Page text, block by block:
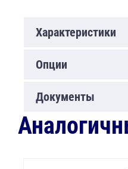
Характеристики
Опции
Документы